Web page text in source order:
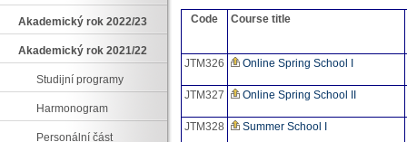
Akademický rok 2022/23
Akademický rok 2021/22
Studijní programy
Harmonogram
Personální část
Code Course title
JTM326 Online Spring School I
JTM327 Online Spring School II
JTM328 Summer School I